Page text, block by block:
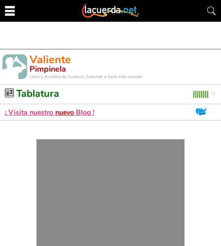
Valiente
Pimpinela
Letra y Acordes de Guitarra. Aprende a tocar esta canción
Tablatura
¡ Visita nuestro nuevo Blog !